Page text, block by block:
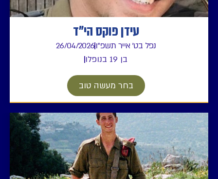
עידן פוקס הי"ד
נפל בט' אייר תשפ"ו26/04/2026
בן 19 בנופלו
בחר מעשה טוב